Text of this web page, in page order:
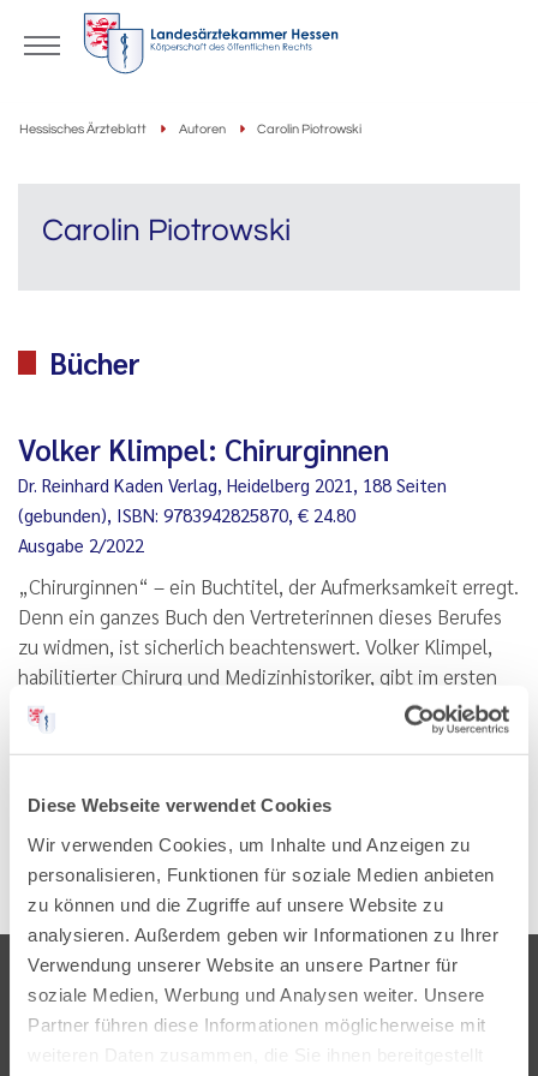
Diese Webseite verwendet Cookies
Wir verwenden Cookies, um Inhalte und Anzeigen zu
personalisieren, Funktionen für soziale Medien anbieten
zu können und die Zugriffe auf unsere Website zu
analysieren. Außerdem geben wir Informationen zu Ihrer
Verwendung unserer Website an unsere Partner für
soziale Medien, Werbung und Analysen weiter. Unsere
Partner führen diese Informationen möglicherweise mit
Hessisches Ärzteblatt Autoren Carolin Piotrowski
Carolin Piotrowski
Bücher
Volker Klimpel: Chirurginnen
Dr. Reinhard Kaden Verlag, Heidelberg 2021, 188 Seiten
(gebunden), ISBN: 9783942825870, € 24.80
Ausgabe 2/2022
„Chirurginnen“ – ein Buchtitel, der Aufmerksamkeit erregt.
Denn ein ganzes Buch den Vertreterinnen dieses Berufes
zu widmen, ist sicherlich beachtenswert. Volker Klimpel,
habilitierter Chirurg und Medizinhistoriker, gibt im ersten
Abschnitt einen geschichtlichen Überblick über…
Lesen PDF